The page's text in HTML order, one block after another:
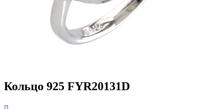
Кольцо 925 FYR20131D